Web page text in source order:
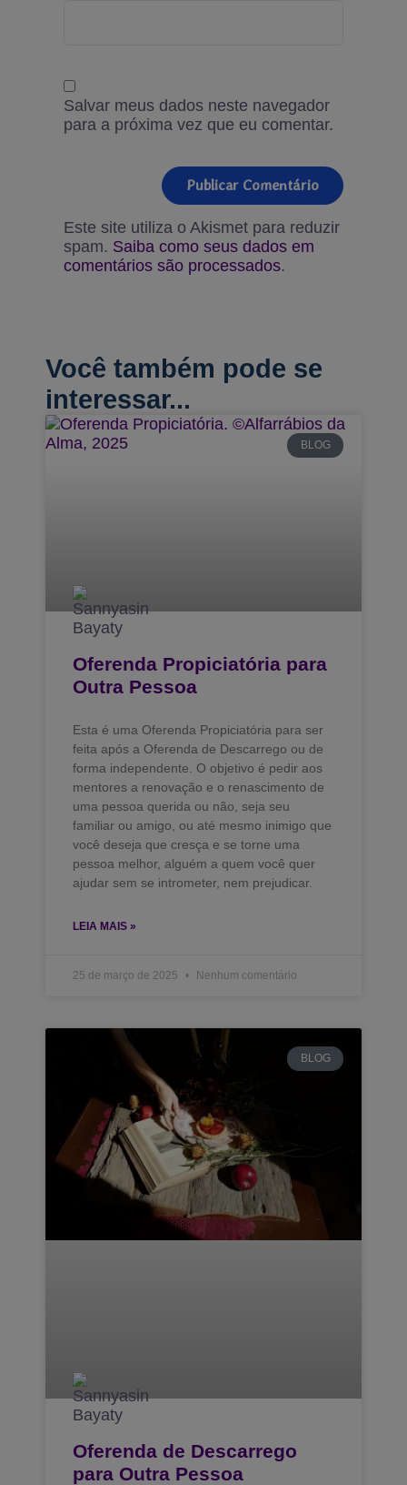
Salvar meus dados neste navegador
para a próxima vez que eu comentar.
Este site utiliza o Akismet para reduzir
spam. Saiba como seus dados em
comentários são processados.
Você também pode se
interessar...
BLOG
Oferenda Propiciatória para
Outra Pessoa
Esta é uma Oferenda Propiciatória para ser
feita após a Oferenda de Descarrego ou de
forma independente. O objetivo é pedir aos
mentores a renovação e o renascimento de
uma pessoa querida ou não, seja seu
familiar ou amigo, ou até mesmo inimigo que
você deseja que cresça e se torne uma
pessoa melhor, alguém a quem você quer
ajudar sem se intrometer, nem prejudicar.
LEIA MAIS »
25 de março de 2025 Nenhum comentário
BLOG
Oferenda de Descarrego
para Outra Pessoa